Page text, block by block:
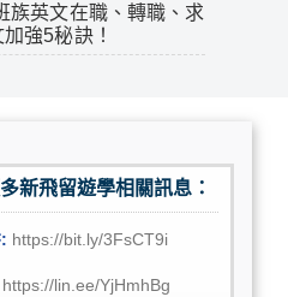
族英文在職、轉職、求
強5秘訣！
新飛留遊學相關訊息：
https://bit.ly/3FsCT9i
https://lin.ee/YjHmhBg